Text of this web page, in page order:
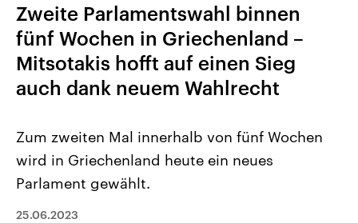
2026
Alle Informationen
Sachsen-Anhalt wählt am 6.
September 2026 einen neuen
Landtag. Seit 2021 wird das
CDU, SPD und FDP regiert.-
Aktuelle Beiträge,
Wirtschaftlich und
Zweite Parlamentswahl binnen
fünf Wochen in Griechenland –
Mitsotakis hofft auf einen Sieg
auch dank neuem Wahlrecht
Zum zweiten Mal innerhalb von fünf Wochen
wird in Griechenland heute ein neues
Parlament gewählt.
25.06.2023